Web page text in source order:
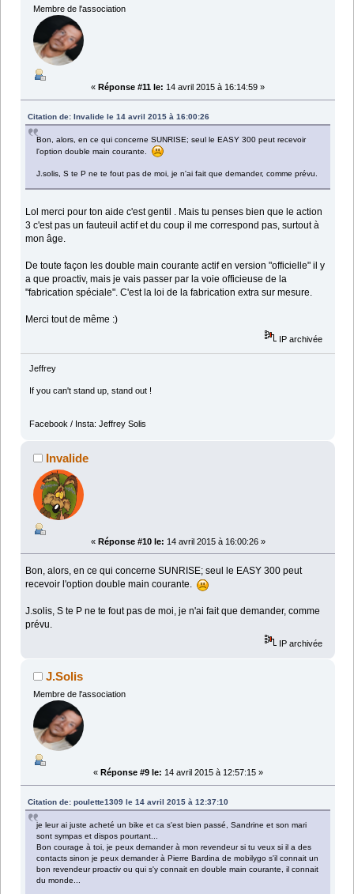
Membre de l'association
« Réponse #11 le: 14 avril 2015 à 16:14:59 »
Citation de: Invalide le 14 avril 2015 à 16:00:26
Bon, alors, en ce qui concerne SUNRISE; seul le EASY 300 peut recevoir
l'option double main courante.
J.solis, S te P ne te fout pas de moi, je n'ai fait que demander, comme prévu.
Lol merci pour ton aide c'est gentil . Mais tu penses bien que le action
3 c'est pas un fauteuil actif et du coup il me correspond pas, surtout à
mon âge.
De toute façon les double main courante actif en version "officielle" il y
a que proactiv, mais je vais passer par la voie officieuse de la
"fabrication spéciale". C'est la loi de la fabrication extra sur mesure.
Merci tout de même :)
IP archivée
Jeffrey
If you can't stand up, stand out !
Facebook / Insta: Jeffrey Solis
Invalide
« Réponse #10 le: 14 avril 2015 à 16:00:26 »
Bon, alors, en ce qui concerne SUNRISE; seul le EASY 300 peut
recevoir l'option double main courante.
J.solis, S te P ne te fout pas de moi, je n'ai fait que demander, comme
prévu.
IP archivée
J.Solis
Membre de l'association
« Réponse #9 le: 14 avril 2015 à 12:57:15 »
Citation de: poulette1309 le 14 avril 2015 à 12:37:10
je leur ai juste acheté un bike et ca s'est bien passé, Sandrine et son mari
sont sympas et dispos pourtant...
Bon courage à toi, je peux demander à mon revendeur si tu veux si il a des
contacts sinon je peux demander à Pierre Bardina de mobilygo s'il connait un
bon revendeur proactiv ou qui s'y connait en double main courante, il connait
du monde...